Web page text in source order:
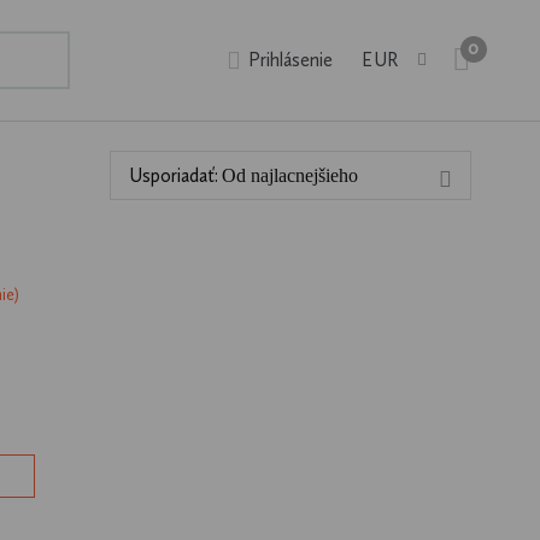
Prihlásenie EUR
0
Usporiadať: Od najlacnejšieho